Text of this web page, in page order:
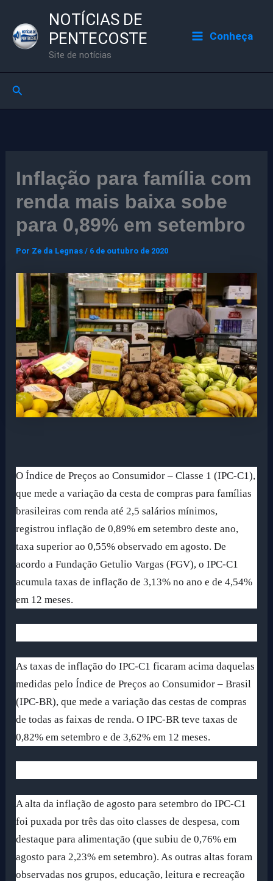
para
NOTÍCIAS DE
PENTECOSTE
Site de notícias
Conheça
Pesquisar
Inflação para família com
renda mais baixa sobe
para 0,89% em setembro
Por Ze da Legnas/ 6 de outubro de 2020
O Índice de Preços ao Consumidor – Classe 1 (IPC-C1),
que mede a variação da cesta de compras para famílias
brasileiras com renda até 2,5 salários mínimos,
registrou inflação de 0,89% em setembro deste ano,
taxa superior ao 0,55% observado em agosto. De
acordo a Fundação Getulio Vargas (FGV), o IPC-C1
acumula taxas de inflação de 3,13% no ano e de 4,54%
em 12 meses.
As taxas de inflação do IPC-C1 ficaram acima daquelas
medidas pelo Índice de Preços ao Consumidor – Brasil
(IPC-BR), que mede a variação das cestas de compras
de todas as faixas de renda. O IPC-BR teve taxas de
0,82% em setembro e de 3,62% em 12 meses.
A alta da inflação de agosto para setembro do IPC-C1
foi puxada por três das oito classes de despesa, com
destaque para alimentação (que subiu de 0,76% em
agosto para 2,23% em setembro). As outras altas foram
observadas nos grupos, educação, leitura e recreação